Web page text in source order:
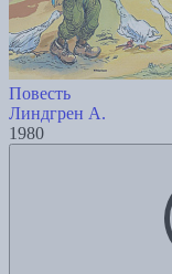
Повесть
Линдгрен А.
1980